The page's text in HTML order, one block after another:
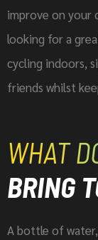
improve on your
looking for a
cycling indoors,
friends whilst
WHAT
BRING
A bottle of